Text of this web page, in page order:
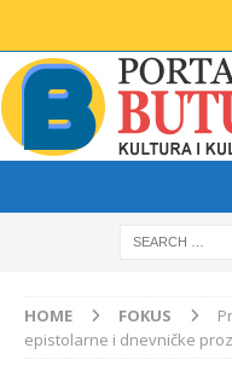
HOME FOKUS
epistolarne i dnevničke